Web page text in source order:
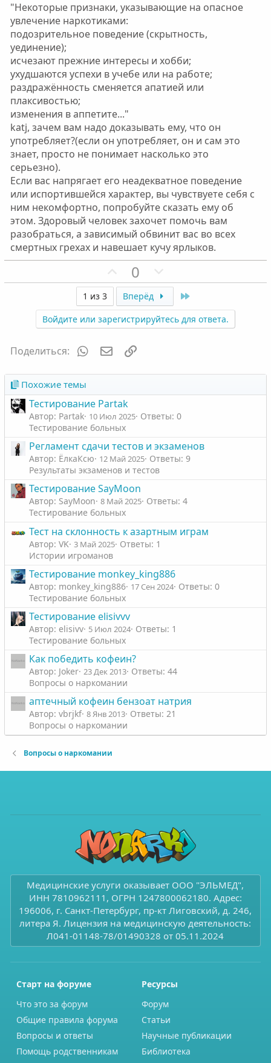
н
ы
й
г
о
л
с
н
ы
й
г
о
л
"Некоторые признаки, указывающие на опасное
увлечение наркотиками:
подозрительное поведение (скрытность,
уединение);
исчезают прежние интересы и хобби;
ухудшаются успехи в учебе или на работе;
раздражённость сменяется апатией или
плаксивостью;
изменения в аппетите..."
katj, зачем вам надо доказывать ему, что он
употребляет?(если он употребляет, он и сам это
знает, просто не понимает насколько это
серьезно).
Если вас напрягает его неадекватное поведение
или испортившейся характер, вы чувствуете себя с
ним некомфортно, попробуйте сказать ему об
этом. Здоровый человек захочет помочь вам
разобраться, а зависимый обвинит вас во всех
смертных грехах и навешает кучу ярлыков.
П
о
з
и
т
и
в
н
й
г
о
л
о
с
0
е
а
т
н
й
г
л
о
1 из 3 Вперёд
Войдите или зарегистрируйтесь для ответа.
Поделиться: WhatsAppЭлектронная почта
Похожие темы
Тестирование Partak
Автор: Partak 10 Июл 2025 Ответы: 0
Тестирование больных
Регламент сдачи тестов и экзаменов
Автор: ЁлкаКсю 12 Май 2025 Ответы: 9
Результаты экзаменов и тестов
Тестирование SayMoon
Автор: SayMoon 8 Май 2025 Ответы: 4
Тестирование больных
Тест на склонность к азартным играм
Автор: VK 3 Май 2025 Ответы: 1
Истории игроманов
Тестирование monkey_king886
Автор: monkey_king886 17 Сен 2024 Ответы: 0
Тестирование больных
Тестирование elisivvv
Автор: elisivv 5 Июл 2024 Ответы: 1
Тестирование больных
Как победить кофеин?
Автор: Joker 23 Дек 2013 Ответы: 44
Вопросы о наркомании
аптечный кофеин бензоат натрия
Автор: vbrjkf 8 Янв 2013 Ответы: 21
Вопросы о наркомании
Вопросы о наркомании
Медицинские услуги оказывает ООО "ЭЛЬМЕД",
ИНН 7810962111, ОГРН 1247800062180. Адрес:
196006, г. Санкт-Петербург, пр-кт Лиговский, д. 246,
литера Я. Лицензия на медицинскую деятельность:
Л041-01148-78/01490328 от 05.11.2024
Старт на форуме
Что это за форум
Общие правила форума
Вопросы и ответы
Помощь родственникам
Ресурсы
Форум
Статьи
Научные публикации
Библиотека